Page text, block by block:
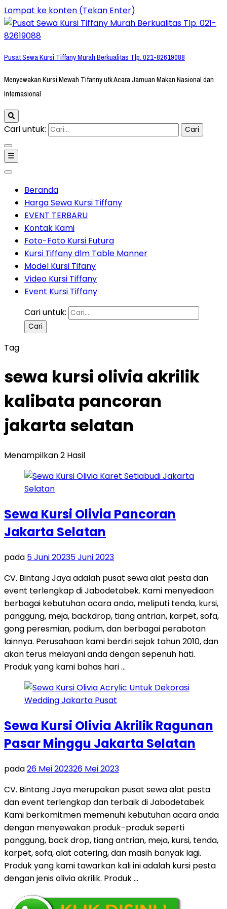
Lompat ke konten (Tekan Enter)
Pusat Sewa Kursi Tiffany Murah Berkualitas Tlp. 021-82619088
Menyewakan Kursi Mewah Tifanny utk Acara Jamuan Makan Nasional dan
Internasional
Cari untuk:
Beranda
Harga Sewa Kursi Tiffany
EVENT TERBARU
Kontak Kami
Foto-Foto Kursi Futura
Kursi Tiffany dlm Table Manner
Model Kursi Tifany
Video Kursi Tiffany
Event Kursi Tiffany
Cari untuk:
Tag
sewa kursi olivia akrilik
kalibata pancoran
jakarta selatan
Menampilkan 2 Hasil
Sewa Kursi Olivia Pancoran
Jakarta Selatan
pada 5 Juni 20235 Juni 2023
CV. Bintang Jaya adalah pusat sewa alat pesta dan
event terlengkap di Jabodetabek. Kami menyediaan
berbagai kebutuhan acara anda, meliputi tenda, kursi,
panggung, meja, backdrop, tiang antrian, karpet, sofa,
gong peresmian, podium, dan berbagai perabotan
lainnya. Perusahaan kami berdiri sejak tahun 2010, dan
akan terus melayani anda dengan sepenuh hati.
Produk yang kami bahas hari …
Sewa Kursi Olivia Akrilik Ragunan
Pasar Minggu Jakarta Selatan
pada26 Mei 202326 Mei 2023
CV. Bintang Jaya merupakan pusat sewa alat pesta
dan event terlengkap dan terbaik di Jabodetabek.
Kami berkomitmen memenuhi kebutuhan acara anda
dengan menyewakan produk-produk seperti
panggung, back drop, tiang antrian, meja, kursi, tenda,
karpet, sofa, alat catering, dan masih banyak lagi.
Produk yang kami tawarkan kali ini adalah kursi pesta
dengan jenis olivia akrilik. Produk …